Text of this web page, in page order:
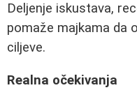
Deljenje iskustava,
pomaže majkama da
ciljeve.
Realna očekivanja